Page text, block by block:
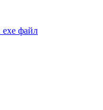
файл